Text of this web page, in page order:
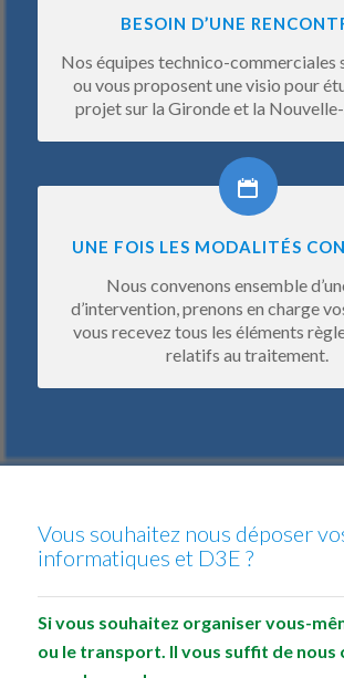
BESOIN D’UNE
Nos équipes technico-commerciales
ou vous proposent une visio pour
projet sur la Gironde et la
UNE FOIS LES MODALITÉS
Nous convenons ensemble
d’intervention, prenons en charge
vous recevez tous les éléments
relatifs au traitement.
Vous souhaitez nous déposer
informatiques et D3E ?
Si vous souhaitez organiser vous-
ou le transport. Il vous suffit de